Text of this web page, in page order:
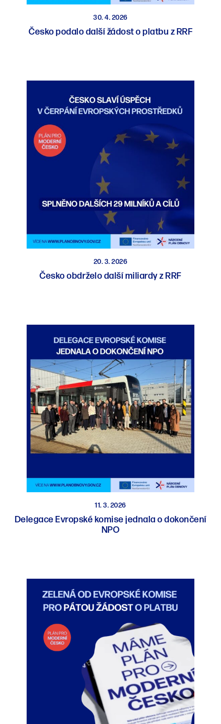
30. 4. 2026
Česko podalo další žádost o platbu z RRF
20. 3. 2026
Česko obdrželo další miliardy z RRF
11. 3. 2026
Delegace Evropské komise jednala o dokončení
NPO